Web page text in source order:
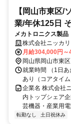
【岡山市東区/
業/年休125日
メカトロニクス製品
ウェア設計業務を
つ、企画～自らのア
です。
株式会社ニッカリ
月給304,000円～
岡山県岡山市東区
就業時間 （1日
あり（コアタイ
企業名 株式会社
内トップシェア
芸機器・産業用
転勤なし 土日祝休み